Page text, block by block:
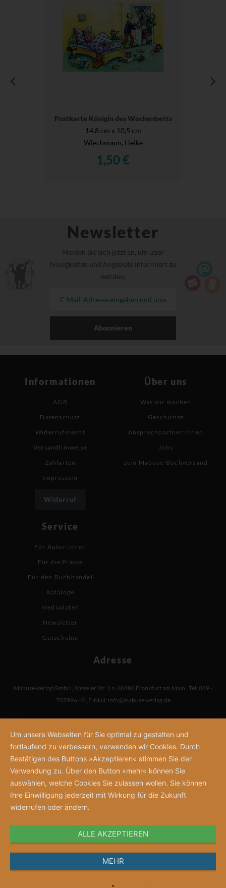
Postkarte Königin des Wochenbetts
14,8 cm x 10,5 cm
Wiechmann, Heike
1,50 €
Newsletter
Melden Sie sich jetzt an, um über
Neuigkeiten und Angebote informiert zu
werden.
Abonnieren
Informationen
AGB
Datenschutz
Widerrufsrecht
Versandhinweise
Zahlarten
Impressum
Widerruf
Über uns
Was wir machen
Geschichte
Ansprechpartner:innen
Jobs
zum Mabuse-Buchversand
Service
Für Autor:innen
Für die Presse
Für den Buchhandel
Kataloge
Mediadaten
Newsletter
Gutscheine
Adresse
Mabuse-Verlag GmbH Kasseler Str. 1 a 60486 Frankfurt am Main Tel: 069 -
707996 - 0 E-Mail: info@mabuse-verlag.de
Um unsere Webseiten für Sie optimal zu gestalten und
fortlaufend zu verbessern, verwenden wir Cookies. Durch
Bestätigen des Buttons »Akzeptieren« stimmen Sie der
Verwendung zu. Über den Button »mehr« können Sie
auswählen, welche Cookies Sie zulassen wollen. Sie können
Ihre Einwilligung jederzeit mit Wirkung für die Zukunft
widerrufen oder ändern.
ALLE AKZEPTIEREN
MEHR